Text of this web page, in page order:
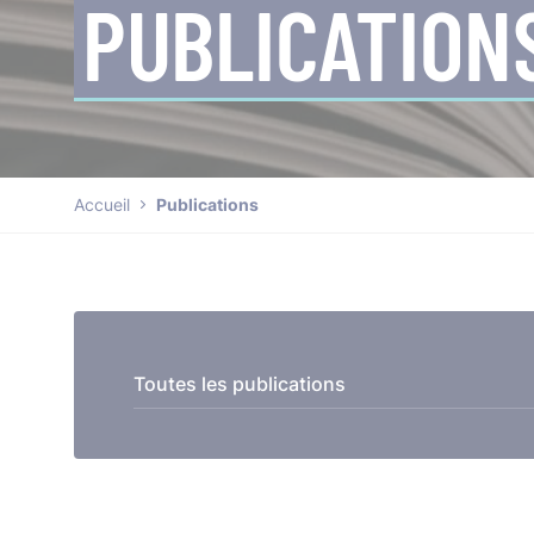
Accueil Publications
Toutes les publications